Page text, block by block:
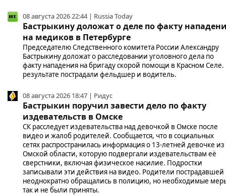
08 августа 2026 22:44 | Russia Today
Бастрыкину доложат о деле по факту
на медиков в Петербурге
Председателю Следственного комитета России Александру
Бастрыкину доложат о расследовании уголовного дела по
факту нападения на бригаду скорой помощи в Красном Селе.
результате пострадали фельдшер и водитель.
08 августа 2026 18:47 | Ридус
Бастрыкин поручил завести дело по факту
издевательств в Омске
СК расследует издевательства над девочкой в Омске после
видео и жалоб родителей. Сообщается, что в социальных
сетях распространилась информация о 13-летней девочке из
Омской области, которую подвергали издевательствам её
сверстники, включая физическое насилие. Подростки
записывали эти действия на видео. Родители пострадавшей
неоднократно обращались в полицию, но необходимые
так и не были приняты.